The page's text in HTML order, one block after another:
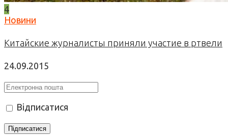
4
Новини
Китайские журналисты приняли участие в ртвели
24.09.2015
Відписатися